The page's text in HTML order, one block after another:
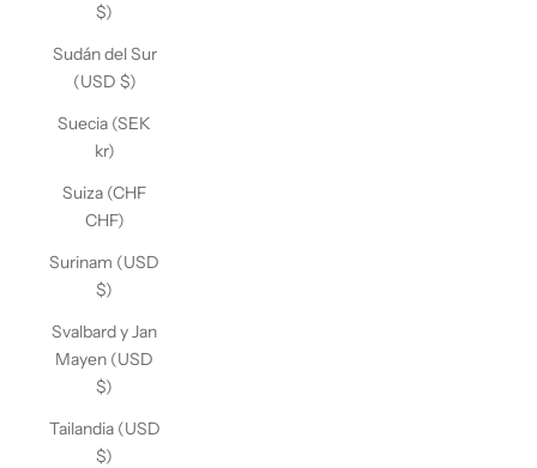
$)
Sudán del Sur
(USD $)
Suecia (SEK
kr)
Suiza (CHF
CHF)
Surinam (USD
$)
Svalbard y Jan
Mayen (USD
$)
Tailandia (USD
$)